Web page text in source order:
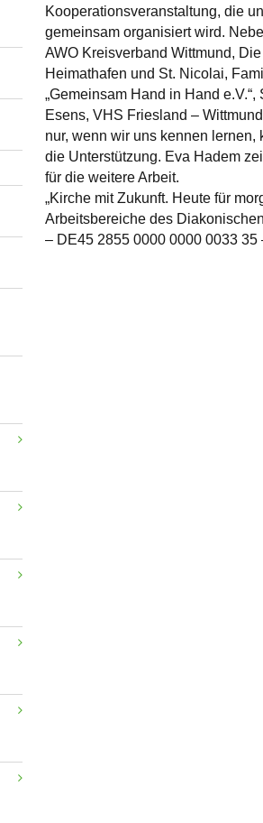
Kooperationsveranstaltung, die
gemeinsam organisiert wird.
AWO Kreisverband Wittmund,
Heimathafen und St. Nicolai,
„Gemeinsam Hand in Hand
Esens, VHS Friesland –
nur, wenn wir uns kennen
die Unterstützung. Eva Hadem
für die weitere Arbeit.
„Kirche mit Zukunft. Heute für
Arbeitsbereiche des
– DE45 2855 0000 0000 0033